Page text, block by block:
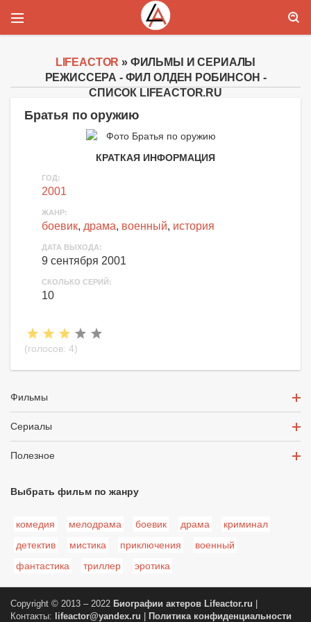
LIFEACTOR » ФИЛЬМЫ И СЕРИАЛЫ
РЕЖИССЕРА - ФИЛ ОЛДЕН РОБИНСОН -
СПИСОК LIFEACTOR.RU
Братья по оружию
КРАТКАЯ ИНФОРМАЦИЯ
ГОД:
2001
ЖАНР:
боевик, драма, военный, история
ДАТА ВЫХОДА:
9 сентября 2001
СКОЛЬКО СЕРИЙ:
10
(голосов: 4)
Фильмы
Сериалы
Полезное
Выбрать фильм по жанру
комедия мелодрама боевик драма
криминал
детектив
мистика приключения
военный
фантастика
триллер эротика
Copyright © 2013 – 2022 Биографии актеров Lifeactor.ru
Контакты:
lifeactor@yandex.ru Политика конфиденциальности